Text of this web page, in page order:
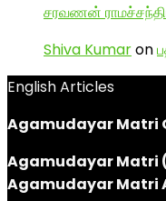
சரவணன்
Shiva Kumaron
English Articles
Agamudayar Matri
Agamudayar Matri
Agamudayar Matri